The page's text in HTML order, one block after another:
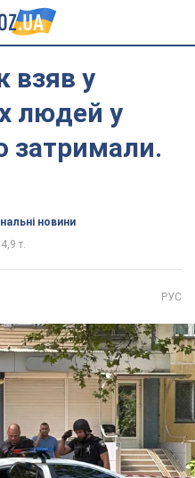
взяв у
людей у
затримали.
новини
4,9 т.
РУС